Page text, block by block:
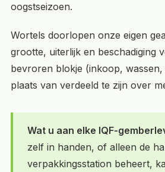
oogstseizoen.
Wortels doorlopen onze eigen
grootte, uiterlijk en beschadiging
bevroren blokje (inkoop,
plaats van verdeeld te zijn over
Wat u aan elke IQF-
zelf in handen, of alleen de
verpakkingsstation beheert,